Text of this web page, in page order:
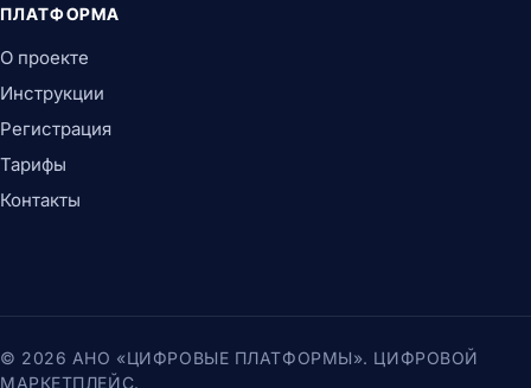
ПЛАТФОРМА
О проекте
Инструкции
Регистрация
Тарифы
Контакты
© 2026 АНО «ЦИФРОВЫЕ ПЛАТФОРМЫ». ЦИФРОВОЙ
МАРКЕТПЛЕЙС.